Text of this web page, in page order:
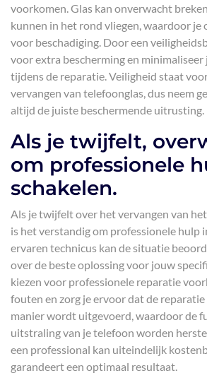
voorkomen. Glas kan onverwacht
kunnen in het rond vliegen, waardoor je
voor beschadiging. Door een
voor extra bescherming en minimaliseer
tijdens de reparatie. Veiligheid staat
vervangen van telefoonglas, dus neem
altijd de juiste beschermende uitrusting.
Als je twijfelt,
om professionele
schakelen.
Als je twijfelt over het vervangen van
is het verstandig om professionele hulp
ervaren technicus kan de situatie
over de beste oplossing voor jouw
kiezen voor professionele reparatie
fouten en zorg je ervoor dat de
manier wordt uitgevoerd, waardoor de
uitstraling van je telefoon worden
een professional kan uiteindelijk
garandeert een optimaal resultaat.